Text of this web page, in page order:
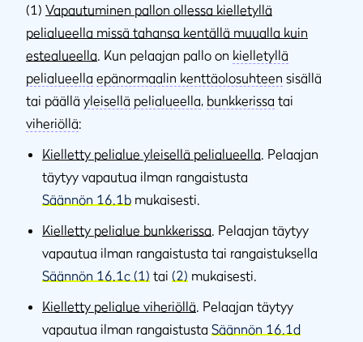
(1) Vapautuminen pallon ollessa kielletyllä
pelialueella missä tahansa kentällä muualla kuin
estealueella . Kun pelaajan pallo on kielletyllä
pelialueella epänormaalin kenttäolosuhteen sisällä
tai päällä yleisellä pelialueella, bunkkerissa tai
viheriöllä:
Kielletty pelialue yleisellä pelialueella . Pelaajan
täytyy vapautua ilman rangaistusta
Säännön 16.1b mukaisesti.
Kielletty pelialue bunkkerissa . Pelaajan täytyy
vapautua ilman rangaistusta tai rangaistuksella
Säännön 16.1c (1) tai (2) mukaisesti.
Kielletty pelialue viheriöllä . Pelaajan täytyy
vapautua ilman rangaistusta Säännön 16.1d